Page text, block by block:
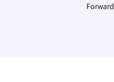
Forward